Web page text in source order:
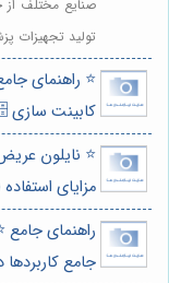
صنایع مختلف
تولید تجهیزات
⭐️ راهنمای
کابینت سازی
⭐️ نایلون
مزایای
راهنمای جامع
جامع